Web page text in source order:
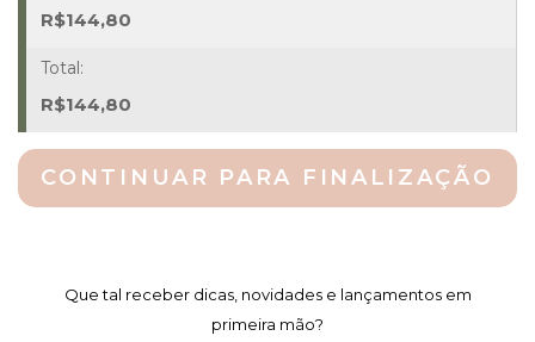
Quantidade
R$144,80
R$144,80
CONTINUAR PARA FINALIZAÇÃO
Que tal receber dicas, novidades e lançamentos em
primeira mão?